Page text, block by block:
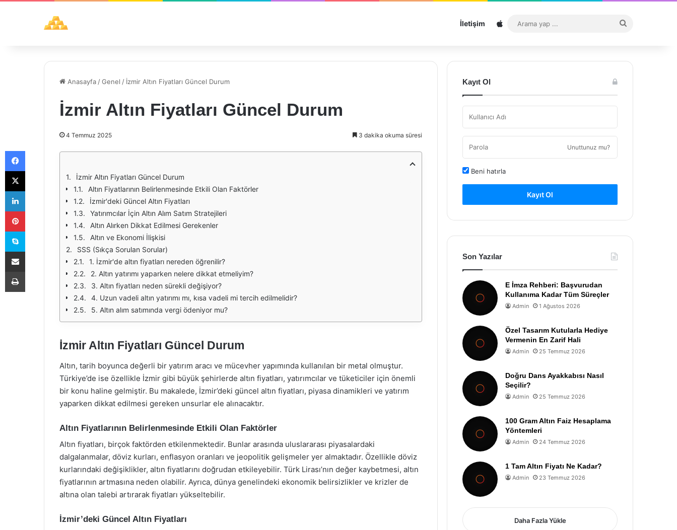
İletişim Sitemap
...
Anasayfa /Genel / İzmir Altın Fiyatları Güncel Durum
İzmir Altın Fiyatları Güncel Durum
4 Temmuz 2025 3 dakika okuma süresi
İzmir Altın Fiyatları Güncel Durum
Altın Fiyatlarının Belirlenmesinde Etkili Olan Faktörler
İzmir'deki Güncel Altın Fiyatları
Yatırımcılar İçin Altın Alım Satım Stratejileri
Altın Alırken Dikkat Edilmesi Gerekenler
Altın ve Ekonomi İlişkisi
SSS (Sıkça Sorulan Sorular)
1. İzmir'de altın fiyatları nereden öğrenilir?
2. Altın yatırımı yaparken nelere dikkat etmeliyim?
3. Altın fiyatları neden sürekli değişiyor?
4. Uzun vadeli altın yatırımı mı, kısa vadeli mi tercih edilmelidir?
5. Altın alım satımında vergi ödeniyor mu?
İzmir Altın Fiyatları Güncel Durum
Altın, tarih boyunca değerli bir yatırım aracı ve mücevher yapımında kullanılan bir metal olmuştur.
Türkiye’de ise özellikle İzmir gibi büyük şehirlerde altın fiyatları, yatırımcılar ve tüketiciler için önemli
bir konu haline gelmiştir. Bu makalede, İzmir’deki güncel altın fiyatları, piyasa dinamikleri ve yatırım
yaparken dikkat edilmesi gereken unsurlar ele alınacaktır.
Altın Fiyatlarının Belirlenmesinde Etkili Olan Faktörler
Altın fiyatları, birçok faktörden etkilenmektedir. Bunlar arasında uluslararası piyasalardaki
dalgalanmalar, döviz kurları, enflasyon oranları ve jeopolitik gelişmeler yer almaktadır. Özellikle döviz
kurlarındaki değişiklikler, altın fiyatlarını doğrudan etkileyebilir. Türk Lirası’nın değer kaybetmesi, altın
fiyatlarının artmasına neden olabilir. Ayrıca, dünya genelindeki ekonomik belirsizlikler ve krizler de
altına olan talebi artırarak fiyatları yükseltebilir.
İzmir’deki Güncel Altın Fiyatları
Kayıt Ol
Unuttunuz mu?
Beni hatırla
Kayıt Ol
Son Yazılar
E İmza Rehberi: Başvurudan
Kullanıma Kadar Tüm Süreçler
Admin 1 Ağustos 2026
Özel Tasarım Kutularla Hediye
Vermenin En Zarif Hali
Admin 25 Temmuz 2026
Doğru Dans Ayakkabısı Nasıl
Seçilir?
Admin 25 Temmuz 2026
100 Gram Altın Faiz Hesaplama
Yöntemleri
Admin 24 Temmuz 2026
1 Tam Altın Fiyatı Ne Kadar?
Admin 23 Temmuz 2026
Daha Fazla Yükle
Facebook
X
LinkedIn
Pinterest
Skype
E-Posta ile paylaş